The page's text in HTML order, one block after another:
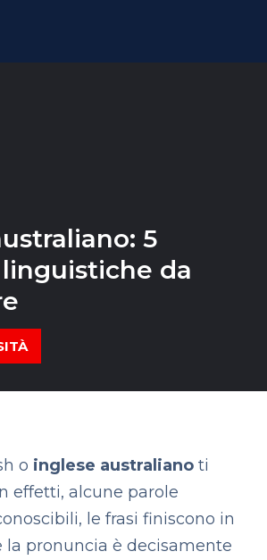
5
da
o inglese australiano ti
effetti, alcune parole
le frasi finiscono in
la pronuncia è decisamente